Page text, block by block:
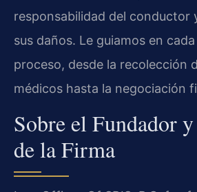
responsabilidad del conductor
sus daños. Le guiamos en
proceso, desde la recolección
médicos hasta la negociación
Sobre el Fundador
de la Firma